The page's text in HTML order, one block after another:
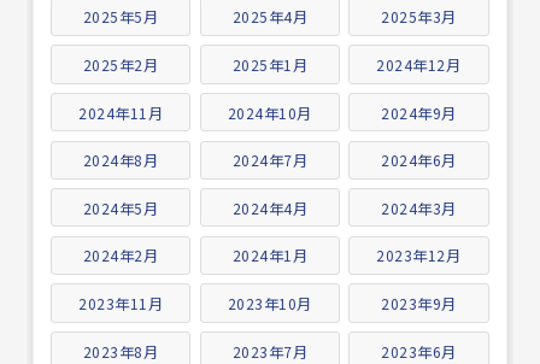
2025年5月 2025年4月 2025年3月
2025年2月 2025年1月 2024年12月
2024年11月 2024年10月 2024年9月
2024年8月 2024年7月 2024年6月
2024年5月 2024年4月 2024年3月
2024年2月 2024年1月 2023年12月
2023年11月 2023年10月 2023年9月
2023年8月 2023年7月 2023年6月